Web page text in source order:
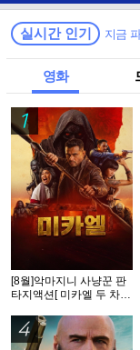
실시간 인기 지금
영화
1
[8월]악마지니 사냥꾼 판
타지액션[ 미카엘 두 차원
4